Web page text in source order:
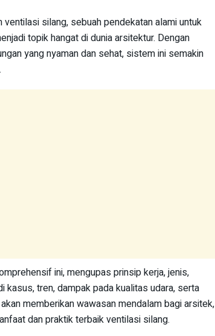
ventilasi silang, sebuah pendekatan alami untuk
topik hangat di dunia arsitektur. Dengan
yang nyaman dan sehat, sistem ini semakin
ini, mengupas prinsip kerja, jenis,
kasus, tren, dampak pada kualitas udara, serta
memberikan wawasan mendalam bagi arsitek,
dan praktik terbaik ventilasi silang.